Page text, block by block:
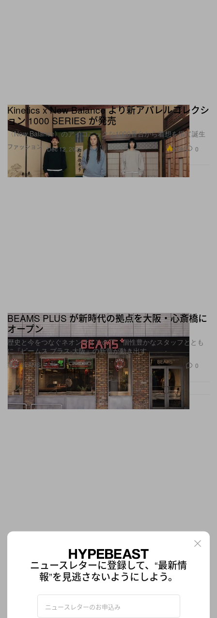
ファッション
Kinetics x New Balance より新アパレルコレクシ
ョン 1000 SERIES が発売
〈New Balance〉のアイコニックな1000番台から着想を得て誕生
Dec 12, 2025 2.3K 0
BEAMS PLUS が新時代の拠点を大阪・心斎橋に
オープン
歴史と今をつなぐネオンサインの下、個性豊かなスタッフととも
に『ビームス プラス 大阪』の新章が動き出す
提供 BEAMS 0
ワールドカップシーズンへ向けてコービー・ブラ
イアント x Nike Phantom 6 Low Elite が登場
ローカットとハイカットの2種類で展開
ニュースレターに登録して、“最新情
報”を見逃さないようにしよう。